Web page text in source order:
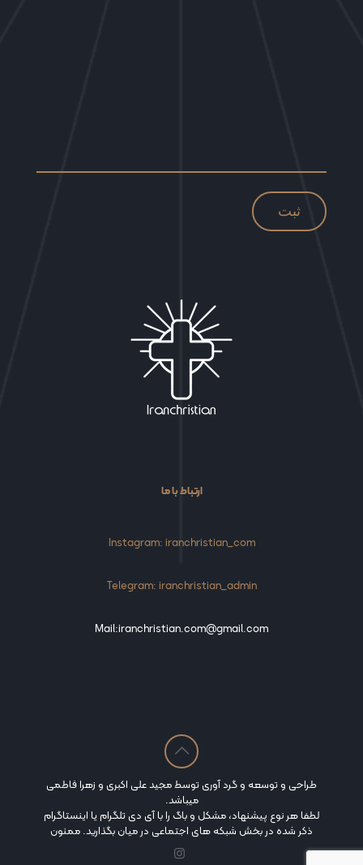
ارتباط با ما
Instagram: iranchristian_com
Telegram: iranchristian_admin
Mail:iranchristian.com@gmail.com
طراحی و توسعه و گرد آوری توسط مجید علی اکبری و زهرا فاطمی
میباشد.
لطفا هر نوع پیشنهاد، مشکل و باگ را با آی دی تلگرام یا اینستاگرام
ذکر شده در بخش شبکه های اجتماعی در میان بگذارید. ممنون